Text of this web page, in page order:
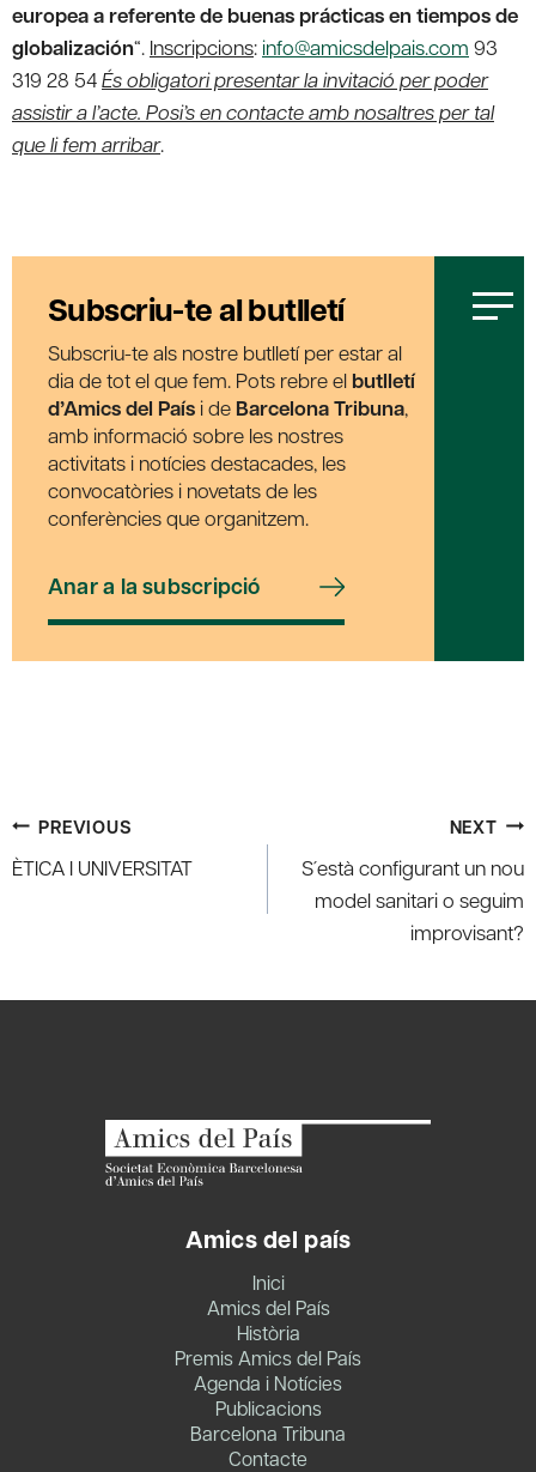
europea a referente de buenas prácticas en tiempos de
globalización“. Inscripcions: info@amicsdelpais.com 93
319 28 54És obligatori presentar la invitació per poder
assistir a l’acte. Posi’s en contacte amb nosaltres per tal
que li fem arribar.
Subscriu-te al butlletí
Subscriu-te als nostre butlletí per estar al
dia de tot el que fem. Pots rebre el butlletí
d’Amics del País i de Barcelona Tribuna,
amb informació sobre les nostres
activitats i notícies destacades, les
convocatòries i novetats de les
conferències que organitzem.
Anar a la subscripció
Post
navigation
PREVIOUS
ÈTICA I UNIVERSITAT
NEXT
S´està configurant un nou
model sanitari o seguim
improvisant?
Amics del país
Inici
Amics del País
Història
Premis Amics del País
Agenda i Notícies
Publicacions
Barcelona Tribuna
Contacte